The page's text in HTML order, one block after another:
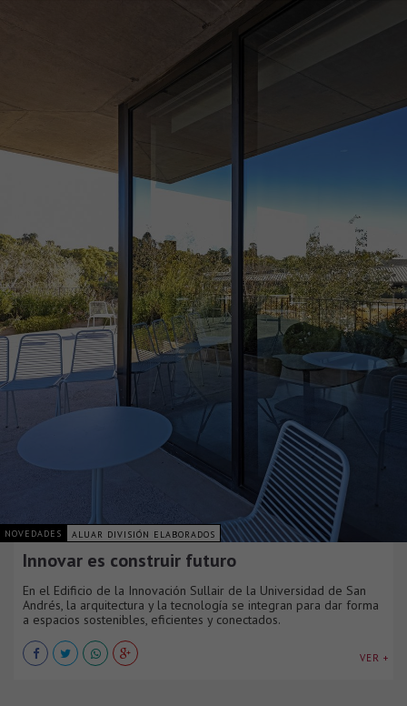
NOVEDADES ALUAR DIVISIÓN ELABORADOS
Innovar es construir futuro
En el Edificio de la Innovación Sullair de la Universidad de San
Andrés, la arquitectura y la tecnología se integran para dar forma
a espacios sostenibles, eficientes y conectados.
VER +